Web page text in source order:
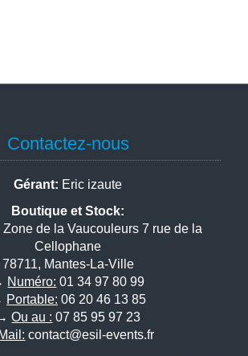
Contactez-nous
Gérant: Eric izaute
Boutique et Stock:
Zone de la Vaucouleurs 7 rue de la
Cellophane
78711, Mantes-La-Ville
Numéro: 01 34 97 80 99
Portable: 06 20 46 13 85
Ou au : 07 85 95 97 23
Mail: contact@esil-events.fr